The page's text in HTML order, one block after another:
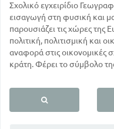
Σχολικό εγχειρίδιο
εισαγωγή στη φυσική και
παρουσιάζει τις χώρες
πολιτική, πολιτισμική και
αναφορά στις οικονομικές
κράτη. Φέρει το σύμβολο